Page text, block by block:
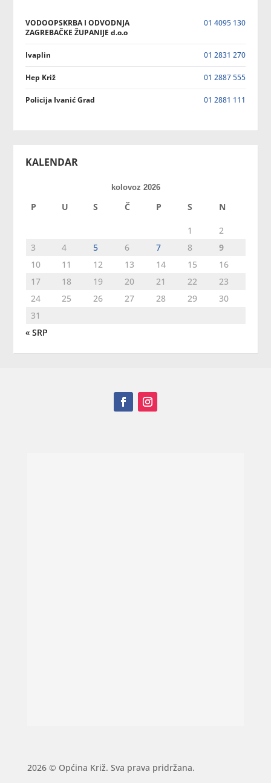
VODOOPSKRBA I ODVODNJA
ZAGREBAČKE ŽUPANIJE d.o.o
01 4095 130
Ivaplin 01 2831 270
Hep Križ 01 2887 555
Policija Ivanić Grad 01 2881 111
KALENDAR
kolovoz 2026
P U S Č P S N
1
2
3
4 5 6 7 8
9
10
11 12 13 14 15
16
17
18 19 20 21 22
23
24
25 26 27 28 29
30
31
« SRP
2026 © Općina Križ. Sva prava pridržana.